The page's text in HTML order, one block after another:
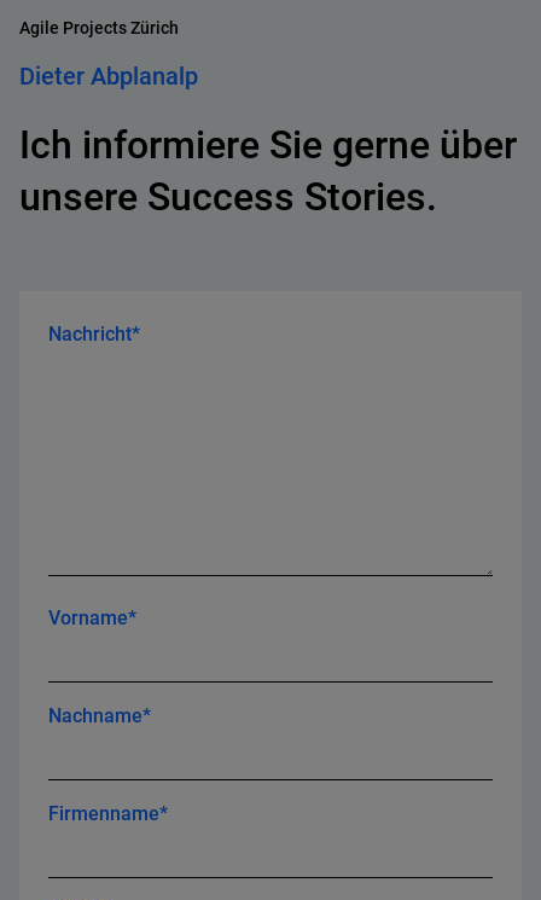
Agile Projects Zürich
Dieter Abplanalp
Ich informiere Sie gerne über
unsere Success Stories.
Nachricht*
Vorname*
Nachname*
Firmenname*